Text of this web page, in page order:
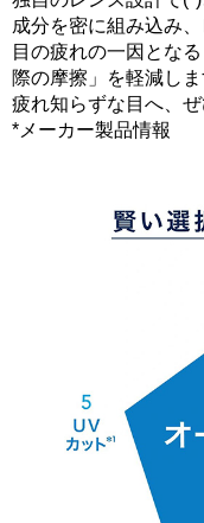
成分を密に組み込み
目の疲れの一因とな
際の摩擦」を軽減しま
疲れ知らずな目へ、ぜ
*メーカー製品情報